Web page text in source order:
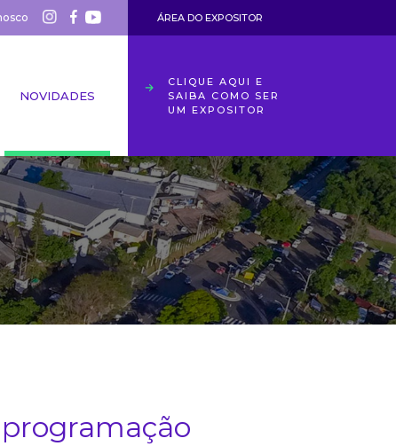
ÁREA DO EXPOSITOR
NOVIDADES
CLIQUE AQUI E
SAIBA COMO SER
UM EXPOSITOR